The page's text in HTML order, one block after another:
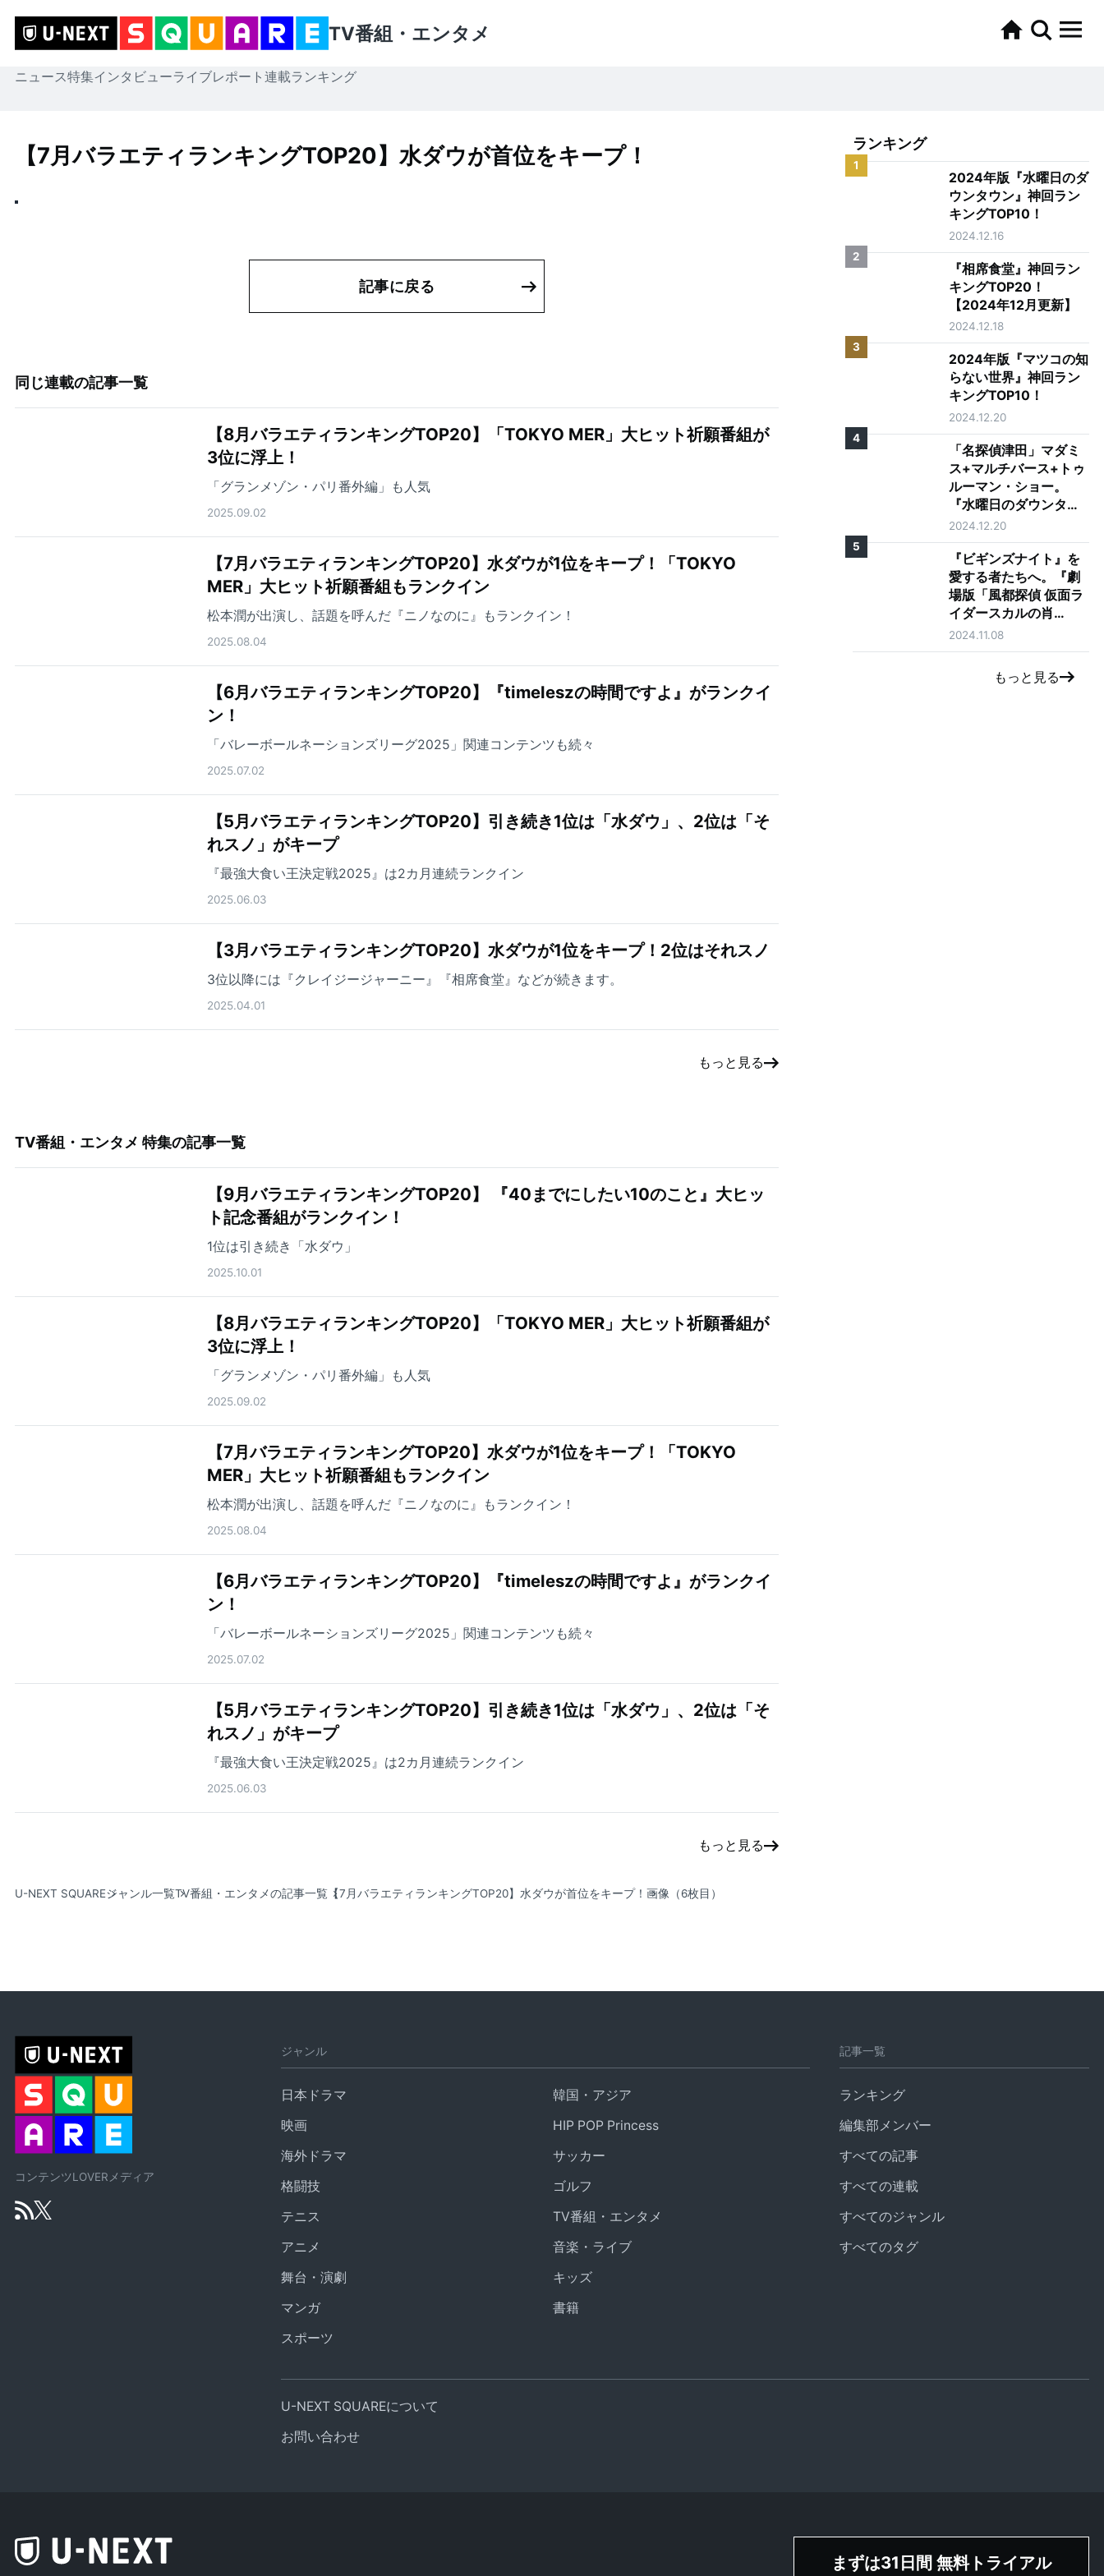
TV番組・エンタメ
ニュース特集インタビューライブレポート 連載ランキング
【7月バラエティランキングTOP20】水ダウが首位をキープ！
記事に戻る
同じ連載の記事一覧
【8月バラエティランキングTOP20】「TOKYO MER」大ヒット祈願番組が
3位に浮上！
「グランメゾン・パリ番外編」も人気
2025.09.02
【7月バラエティランキングTOP20】水ダウが1位をキープ！「TOKYO
MER」大ヒット祈願番組もランクイン
松本潤が出演し、話題を呼んだ『ニノなのに』もランクイン！
2025.08.04
【6月バラエティランキングTOP20】『timeleszの時間ですよ』がランクイ
ン！
「バレーボールネーションズリーグ2025」関連コンテンツも続々
2025.07.02
【5月バラエティランキングTOP20】引き続き1位は「水ダウ」、2位は「そ
れスノ」がキープ
『最強大食い王決定戦2025』は2カ月連続ランクイン
2025.06.03
【3月バラエティランキングTOP20】水ダウが1位をキープ！2位はそれスノ
3位以降には『クレイジージャーニー』『相席食堂』などが続きます。
2025.04.01
もっと見る
TV番組・エンタメ 特集の記事一覧
【9月バラエティランキングTOP20】 『40までにしたい10のこと』大ヒッ
ト記念番組がランクイン！
1位は引き続き「水ダウ」
2025.10.01
【8月バラエティランキングTOP20】「TOKYO MER」大ヒット祈願番組が
3位に浮上！
「グランメゾン・パリ番外編」も人気
2025.09.02
【7月バラエティランキングTOP20】水ダウが1位をキープ！「TOKYO
MER」大ヒット祈願番組もランクイン
松本潤が出演し、話題を呼んだ『ニノなのに』もランクイン！
2025.08.04
【6月バラエティランキングTOP20】『timeleszの時間ですよ』がランクイ
ン！
「バレーボールネーションズリーグ2025」関連コンテンツも続々
2025.07.02
【5月バラエティランキングTOP20】引き続き1位は「水ダウ」、2位は「そ
れスノ」がキープ
『最強大食い王決定戦2025』は2カ月連続ランクイン
2025.06.03
もっと見る
U-NEXT SQUAREジャンル一覧TV番組・エンタメの記事一覧 【7月バラエティランキングTOP20】水ダウが首位をキープ！ 画像（6枚目）
ランキング
1
2024年版『水曜日のダ
ウンタウン』神回ラン
キングTOP10！
2024.12.16
2
『相席食堂』神回ラン
キングTOP20！
【2024年12月更新】
2024.12.18
3
2024年版『マツコの知
らない世界』神回ラン
キングTOP10！
2024.12.20
4
「名探偵津田」マダミ
ス+マルチバース+トゥ
ルーマン・ショー。
『水曜日のダウンタウ
ン』の神コンテンツが
ゴイゴイスーな理由を
徹底考察
2024.12.20
5
『ビギンズナイト』を
愛する者たちへ。『劇
場版「風都探偵 仮面ラ
イダースカルの肖
像」』レビュー
2024.11.08
もっと見る
コンテンツLOVERメディア
ジャンル
日本ドラマ
韓国・アジア
映画
HIP POP Princess
海外ドラマ
サッカー
格闘技
ゴルフ
テニス
TV番組・エンタメ
アニメ
音楽・ライブ
舞台・演劇
キッズ
マンガ
書籍
スポーツ
記事一覧
ランキング
編集部メンバー
すべての記事
すべての連載
すべてのジャンル
すべてのタグ
U-NEXT SQUAREについて
お問い合わせ
まずは31日間 無料トライアル